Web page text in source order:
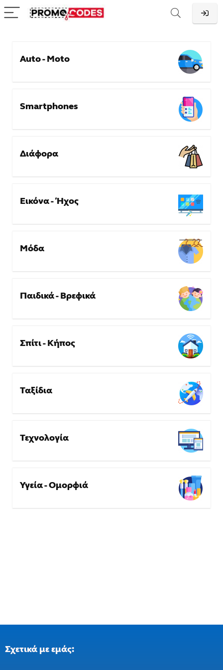
Auto - Moto
Smartphones
Διάφορα
Εικόνα - Ήχος
Μόδα
Παιδικά - Βρεφικά
Σπίτι - Κήπος
Ταξίδια
Τεχνολογία
Υγεία - Ομορφιά
Σχετικά με εμάς: